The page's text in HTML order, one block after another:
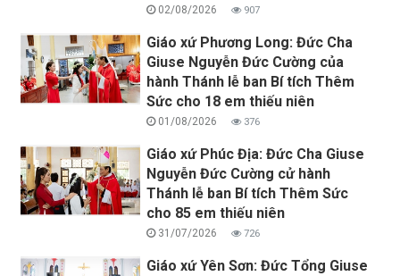
02/08/2026 907
Giáo xứ Phương Long: Đức Cha
Giuse Nguyễn Đức Cường của
hành Thánh lễ ban Bí tích Thêm
Sức cho 18 em thiếu niên
01/08/2026 376
Giáo xứ Phúc Địa: Đức Cha Giuse
Nguyễn Đức Cường cử hành
Thánh lễ ban Bí tích Thêm Sức
cho 85 em thiếu niên
31/07/2026 726
Giáo xứ Yên Sơn: Đức Tổng Giuse